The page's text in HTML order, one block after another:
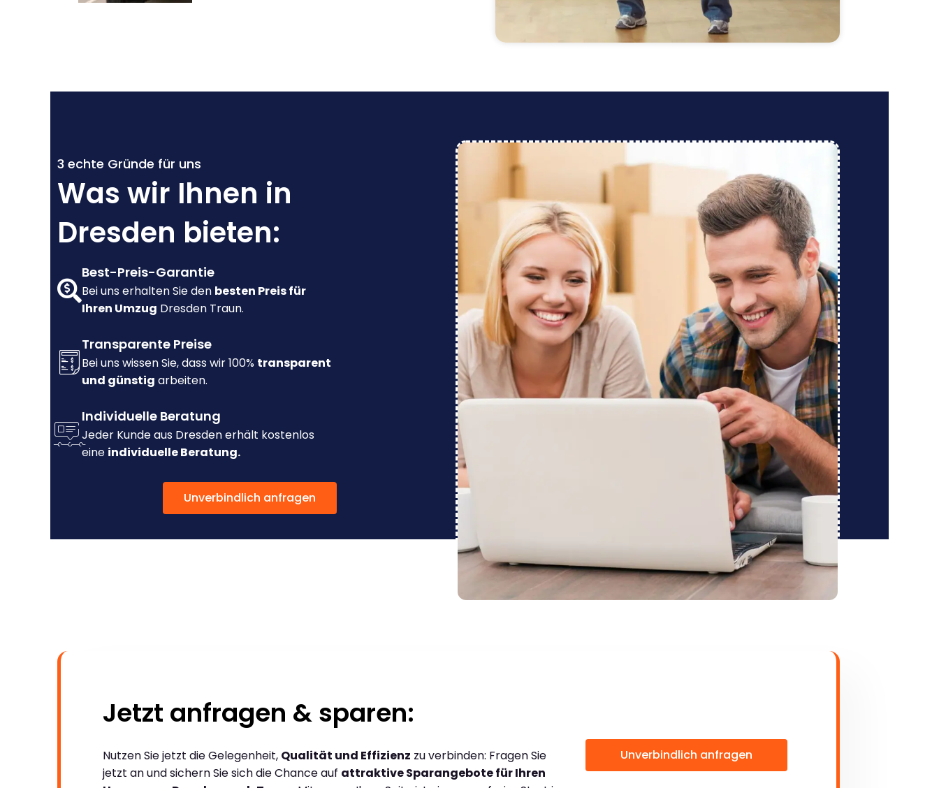
3 echte Gründe für uns
Was wir Ihnen in
Dresden bieten:
Best-Preis-Garantie
Bei uns erhalten Sie den besten Preis für
Ihren Umzug Dresden Traun.
Transparente Preise
Bei uns wissen Sie, dass wir 100% transparent
und günstig arbeiten.
Individuelle Beratung
Jeder Kunde aus Dresden erhält kostenlos
eine individuelle Beratung.
Unverbindlich anfragen
Jetzt anfragen & sparen:
Nutzen Sie jetzt die Gelegenheit, Qualität und Effizienz zu verbinden: Fragen Sie
jetzt an und sichern Sie sich die Chance auf attraktive Sparangebote für Ihren
Unverbindlich anfragen